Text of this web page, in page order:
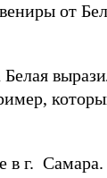
от
в г. Самара.